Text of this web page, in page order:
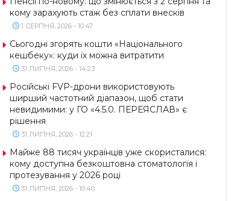
кому зарахують стаж без сплати внесків
1 СЕРПНЯ, 2026 - 10:47
Сьогодні згорять кошти «Національного
кешбеку»: куди їх можна витратити
31 ЛИПНЯ, 2026 - 14:23
Російські FVP-дрони використовують
ширший частотний діапазон, щоб стати
невидимими: у ГО «4.5.0. ПЕРЕЯСЛАВ» є
рішення
31 ЛИПНЯ, 2026 - 12:21
Майже 88 тисяч українців уже скористалися:
кому доступна безкоштовна стоматологія і
протезування у 2026 році
31 ЛИПНЯ, 2026 - 10:40